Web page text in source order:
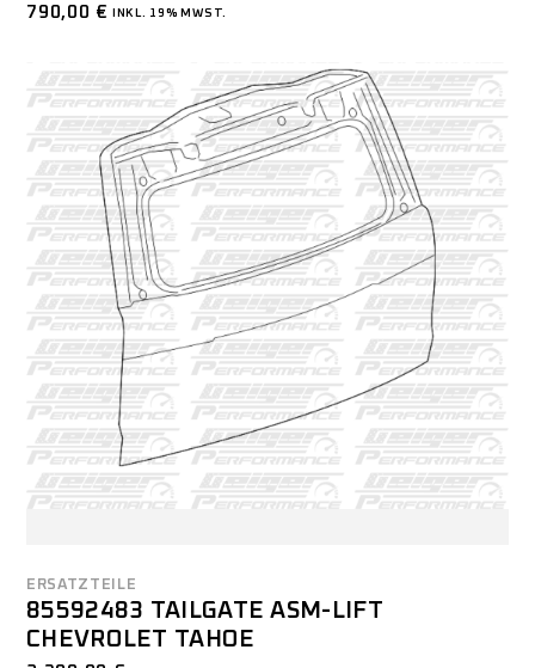
790,00 € INKL. 19% MWST.
ERSATZTEILE
85592483 TAILGATE ASM-LIFT
CHEVROLET TAHOE